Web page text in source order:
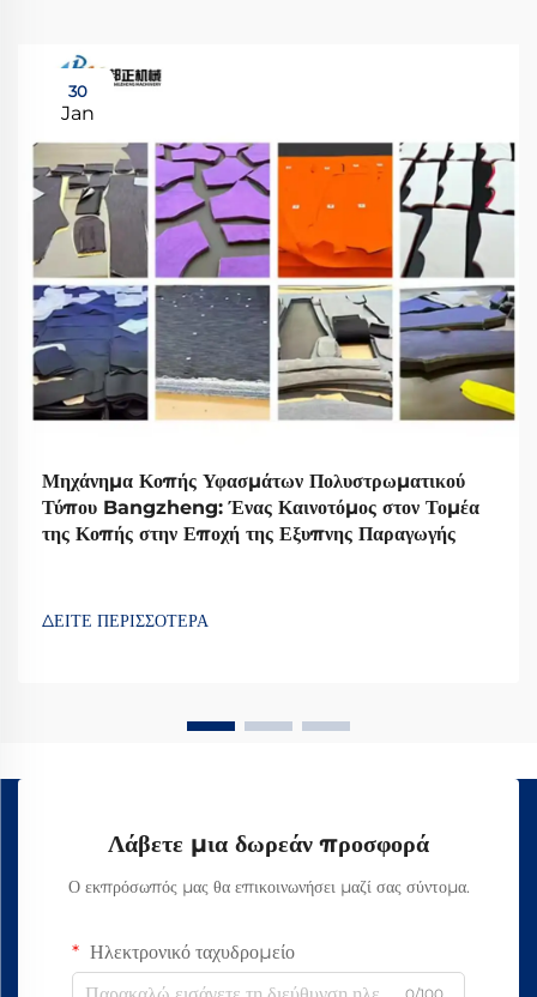
30
Jan
Μηχάνημα Κοπής Υφασμάτων Πολυστρωματικού
Τύπου Bangzheng: Ένας Καινοτόμος στον Τομέα
της Κοπής στην Εποχή της Εξυπνης Παραγωγής
ΔΕΙΤΕ ΠΕΡΙΣΣΟΤΕΡΑ
Λάβετε μια δωρεάν προσφορά
Ο εκπρόσωπός μας θα επικοινωνήσει μαζί σας σύντομα.
Ηλεκτρονικό ταχυδρομείο